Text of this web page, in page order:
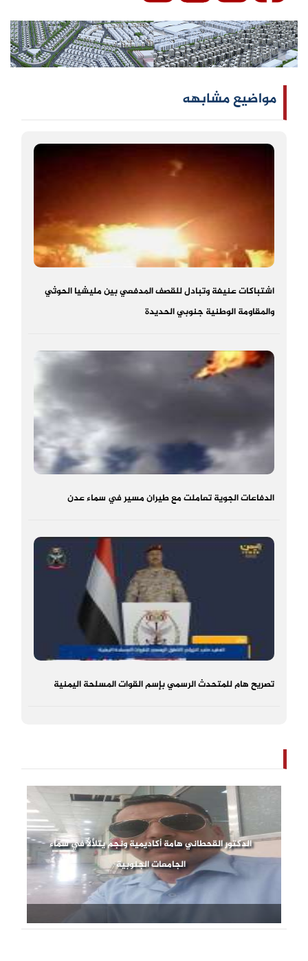
مواضيع مشابهه
اشتباكات عنيفة وتبادل للقصف المدفعي بين مليشيا الحوثي
والمقاومة الوطنية جنوبي الحديدة
الدفاعات الجوية تعاملت مع طيران مسير في سماء عدن
تصريح هام للمتحدث الرسمي بإسم القوات المسلحة اليمنية
الدكتور القحطاني هامة أكاديمية ونجم يتلألأ في سماء
الجامعات الجنوبية